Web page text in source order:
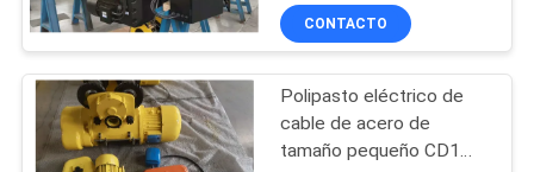
CONTACTO
Polipasto eléctrico de
cable de acero de
tamaño pequeño CD1